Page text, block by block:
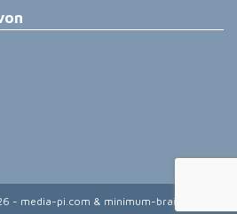
- media-pi.com & minimum-brain.de